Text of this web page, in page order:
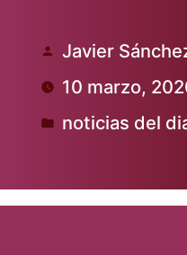
Publicado
por
Javier
10 marzo,
Publicado
noticias del